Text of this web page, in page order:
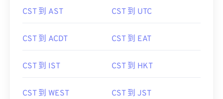
CST 到 AST CST 到 UTC
CST 到 ACDT CST 到 EAT
CST 到 IST CST 到 HKT
CST 到 WEST CST 到 JST